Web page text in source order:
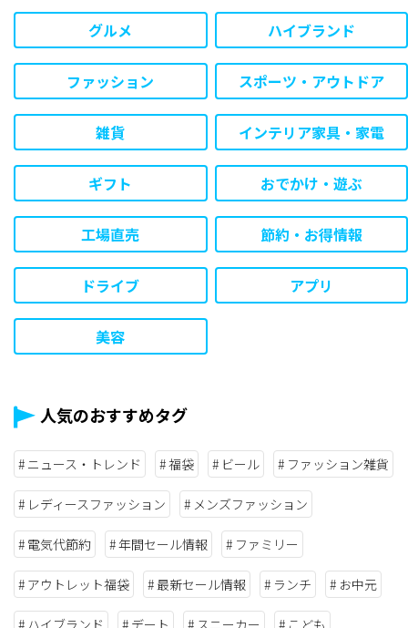
グルメ ハイブランド
ファッション スポーツ・アウトドア
雑貨 インテリア家具・家電
ギフト おでかけ・遊ぶ
工場直売 節約・お得情報
ドライブ アプリ
美容
人気のおすすめタグ
ニュース・トレンド 福袋 ビール ファッション雑貨
レディースファッション メンズファッション
電気代節約 年間セール情報 ファミリー
アウトレット福袋 最新セール情報 ランチ お中元